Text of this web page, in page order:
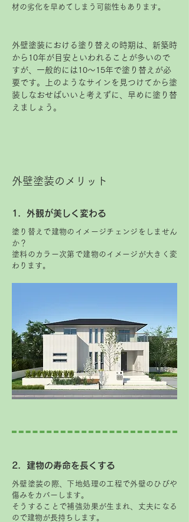
材の劣化を早めてしまう可能性もあります。
外壁塗装における塗り替えの時期は、新築時
から10年が目安といわれることが多いので
すが、一般的には10～15年で塗り替えが必
要です。上のようなサインを見つけてから塗
装しなおせばいいと考えずに、早めに塗り替
えましょう。
外壁塗装のメリット
1．外観が美しく変わる
塗り替えで建物のイメージチェンジをしません
か？
塗料のカラー次第で建物のイメージが大きく変
わります。
2．建物の寿命を長くする
外壁塗装の際、下地処理の工程で外壁のひびや
傷みをカバーします。
そうすることで補強効果が生まれ、丈夫になる
ので建物が長持ちします。